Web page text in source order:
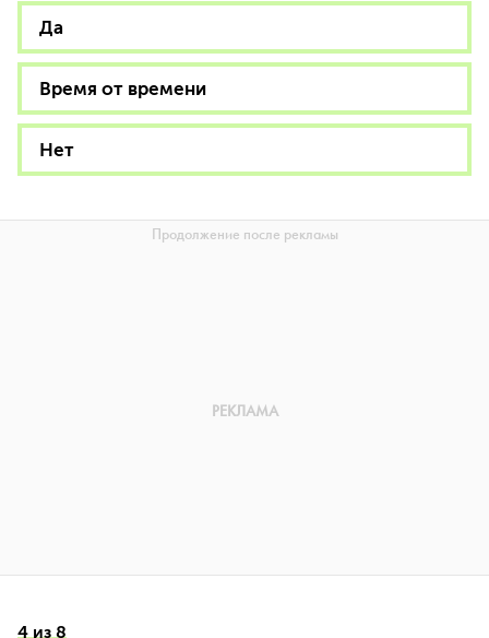
Да
Время от времени
Нет
4 из 8